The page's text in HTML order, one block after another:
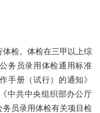
检。体检在三甲以上综
务员录用体检通用标准
手册（试行）的通知》
中共中央组织部办公厅
员录用体检有关项目检